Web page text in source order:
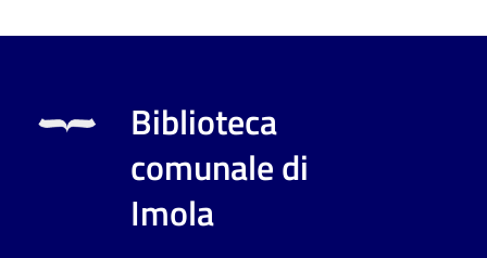
Biblioteca
comunale di
Imola